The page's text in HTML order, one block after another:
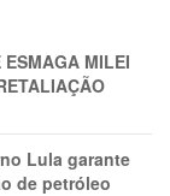
MILEI
Lula garante
de petróleo